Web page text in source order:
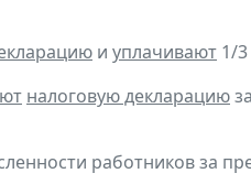
и уплачивают 1/
налоговую декларацию
работников за